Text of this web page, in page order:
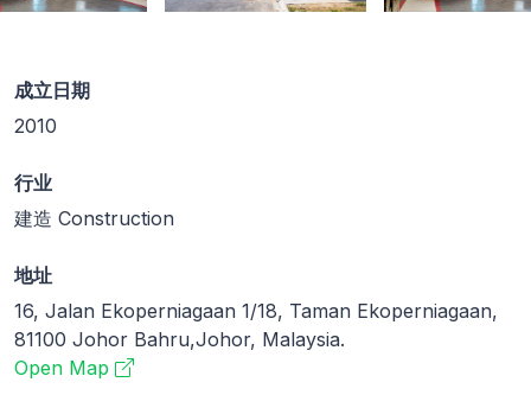
成立日期
2010
行业
建造 Construction
地址
16, Jalan Ekoperniagaan 1/18, Taman Ekoperniagaan,
81100 Johor Bahru,Johor, Malaysia.
Open Map